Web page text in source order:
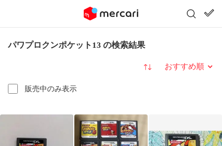
パワプロクンポケット13 の検索結果
販売中のみ表示
並び替え